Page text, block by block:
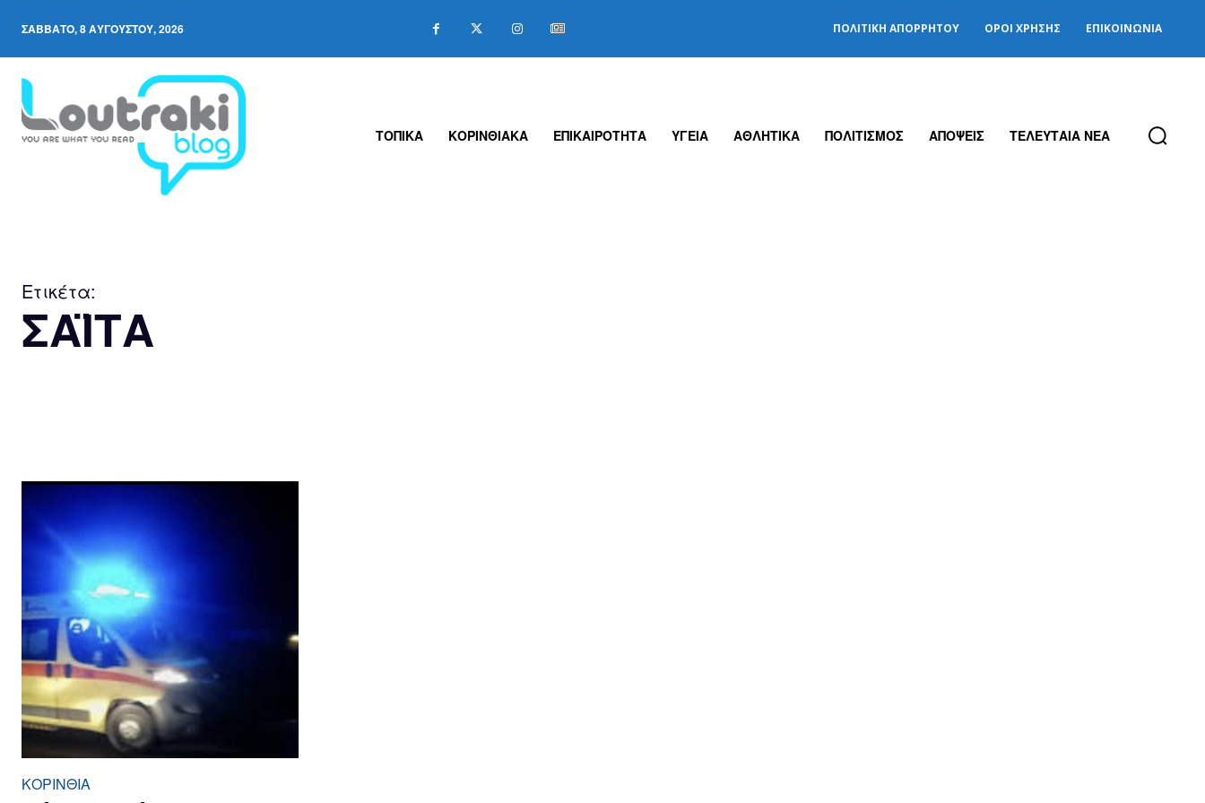
ΣΆΒΒΑΤΟ, 8 ΑΥΓΟΎΣΤΟΥ, 2026 ΠΟΛΙΤΙΚΉ ΑΠΟΡΡΉΤΟΥ ΌΡΟΙ ΧΡΉΣΗΣ ΕΠΙΚΟΙΝΩΝΊΑ
ΤΟΠΙΚΑ ΚΟΡΙΝΘΙΑΚΑ ΕΠΙΚΑΙΡΟΤΗΤΑ ΥΓΕΙΑ ΑΘΛΗΤΙΚΑ ΠΟΛΙΤΙΣΜΟΣ ΑΠΟΨΕΙΣ ΤΕΛΕΥΤΑΙΑ ΝΕΑ
Ετικέτα:
ΣΑΪΤΑ
ΚΟΡΙΝΘΊΑ